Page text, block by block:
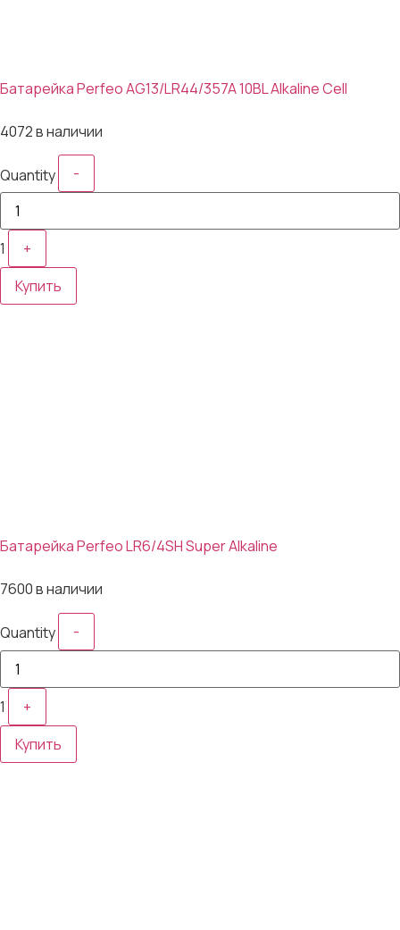
Батарейка Perfeo AG13/LR44/357A 10BL Alkaline Cell
4072 в наличии
Quantity -
1
+
Купить
Батарейка Perfeo LR6/4SH Super Alkaline
7600 в наличии
Quantity -
1
+
Купить